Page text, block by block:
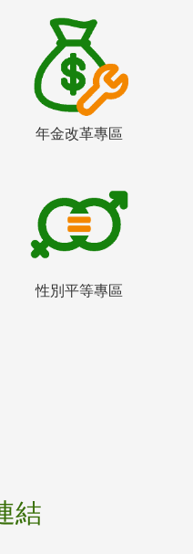
年金改革專區
性別平等專區
結